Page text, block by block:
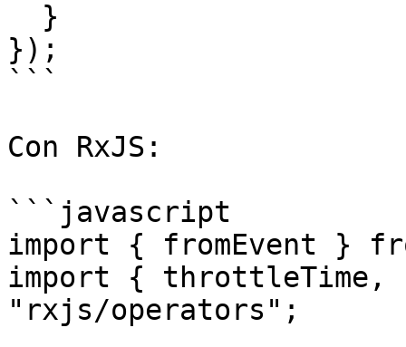
});
```
Con RxJS:
```javascript
import { fromEvent }
import { throttleTime,
"rxjs/operators";